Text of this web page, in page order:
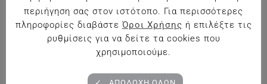
Κρασιά
Λευκά
περιήγηση σας στον ιστότοπο. Για περισσότερες
πληροφορίες διαβάστε Όροι Χρήσης ή επιλέξτε τις
ρυθμίσεις για να δείτε τα cookies που
χρησιμοποιούμε.